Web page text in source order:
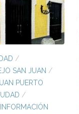
/
SAN JUAN /
PUERTO
/
INFORMACIÓN